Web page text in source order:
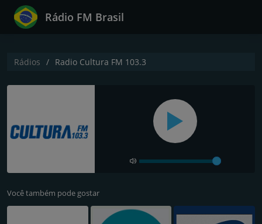
Rádio FM Brasil
Rádios Radio Cultura FM 103.3
Você também pode gostar